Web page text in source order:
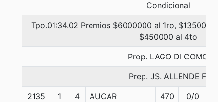
Condicional
Tpo.01:34.02 Premios $6000000 al 1ro,
$450000 al 4to
Prop. LAGO DI COMO
Prep. JS. ALLENDE F.
2135 1 4 AUCAR 470 0/0